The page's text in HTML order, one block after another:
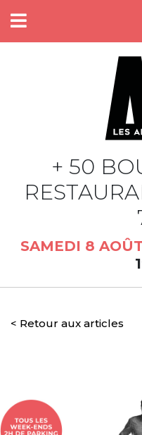
+ 50
SAMEDI 8 AOÛT
< Retour aux articles